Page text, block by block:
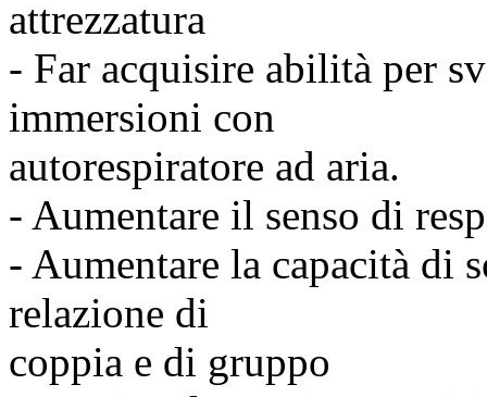
attrezzatura
- Far acquisire abilità per
immersioni con
autorespiratore ad aria.
- Aumentare il senso di
- Aumentare la capacità di
relazione di
coppia e di gruppo